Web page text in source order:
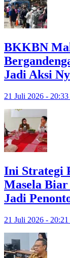
BKKBN
Jadi Aksi
21 Juli 2026 -
Ini Strategi
Masela
Jadi
21 Juli 2026 -